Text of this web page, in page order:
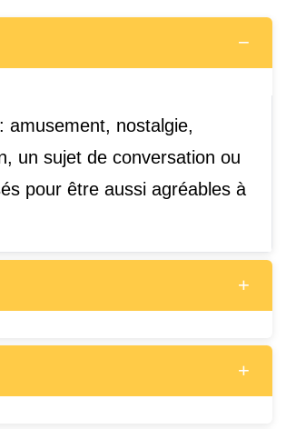
−
amusement, nostalgie,
un sujet de conversation ou
pour être aussi agréables à
+
+